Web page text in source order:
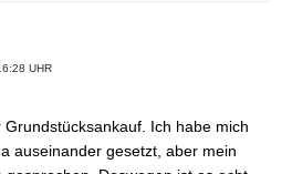
UHR
Ich habe mich
auseinander gesetzt, aber mein